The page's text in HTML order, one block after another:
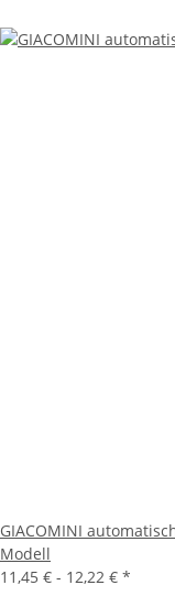
GIACOMINI
Modell
11,45 € - 12,22 € *